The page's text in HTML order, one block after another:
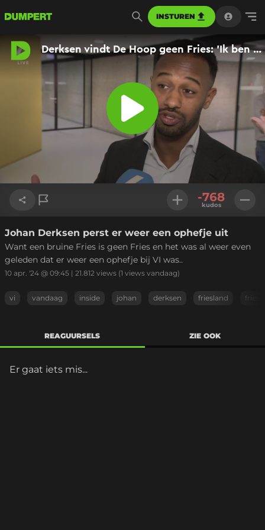
INSTUREN
Link kopiëren
-768
kudos
Johan Derksen perst er weer een ophefje uit
Want een bruine Fries is geen Fries en het was al weer even
geleden dat er weer een ophefje bij VI was..
10 apr. '24 @ 09:45 | 21.812 views (1 views vandaag)
vi vandaag inside johan derksen friesland fries
REAGUURSELS ZIE OOK
Er gaat iets mis...